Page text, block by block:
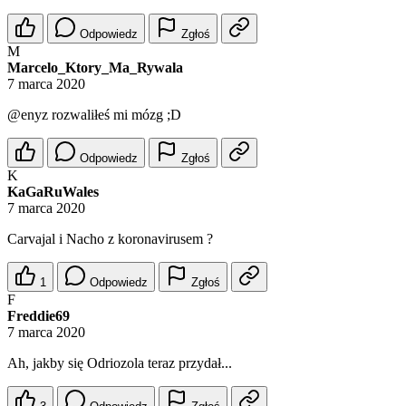
Odpowiedz Zgłoś
M
Marcelo_Ktory_Ma_Rywala
7 marca 2020
@enyz rozwaliłeś mi mózg ;D
Odpowiedz Zgłoś
K
KaGaRuWales
7 marca 2020
Carvajal i Nacho z koronavirusem ?
1 Odpowiedz Zgłoś
F
Freddie69
7 marca 2020
Ah, jakby się Odriozola teraz przydał...